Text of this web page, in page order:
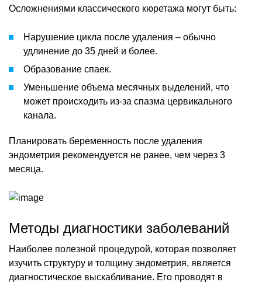
Осложнениями классического кюретажа могут быть:
Нарушение цикла после удаления – обычно
удлинение до 35 дней и более.
Образование спаек.
Уменьшение объема месячных выделений, что
может происходить из-за спазма цервикального
канала.
Планировать беременность после удаления
эндометрия рекомендуется не ранее, чем через 3
месяца.
Методы диагностики заболеваний
Наиболее полезной процедурой, которая позволяет
изучить структуру и толщину эндометрия, является
диагностическое выскабливание. Его проводят в